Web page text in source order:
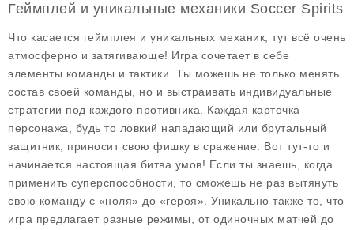
Геймплей и уникальные механики Soccer Spirits
Что касается геймплея и уникальных механик, тут всё очень
атмосферно и затягивающе! Игра сочетает в себе
элементы команды и тактики. Ты можешь не только менять
состав своей команды, но и выстраивать индивидуальные
стратегии под каждого противника. Каждая карточка
персонажа, будь то ловкий нападающий или брутальный
защитник, приносит свою фишку в сражение. Вот тут-то и
начинается настоящая битва умов! Если ты знаешь, когда
применить суперспособности, то сможешь не раз вытянуть
свою команду с «ноля» до «героя». Уникально также то, что
игра предлагает разные режимы, от одиночных матчей до